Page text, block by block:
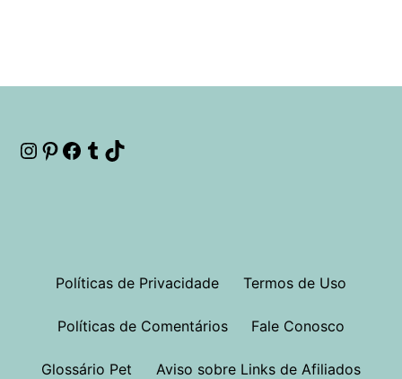
Instagram
Pinterest
Facebook
Tumblr
Políticas de Privacidade Termos de Uso
Políticas de Comentários Fale Conosco
Glossário Pet Aviso sobre Links de Afiliados